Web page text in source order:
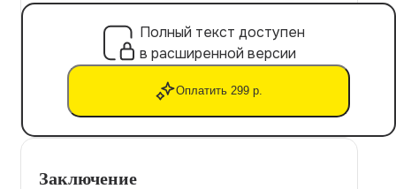
Полный текст доступен
в расширенной версии
Оплатить 299 р.
Заключение